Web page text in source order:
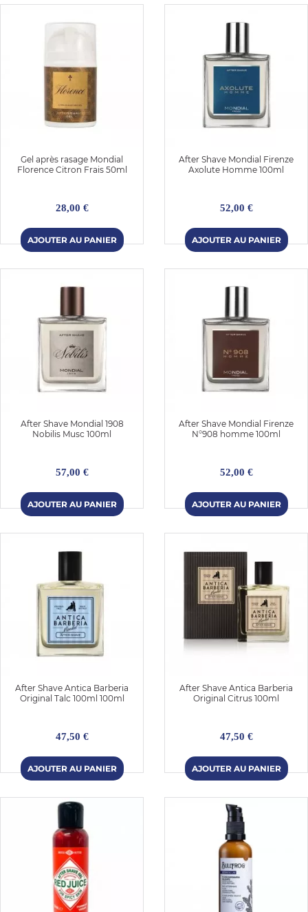
Gel après rasage Mondial
Florence Citron Frais 50ml
28,00 €
After Shave Mondial Firenze
Axolute Homme 100ml
52,00 €
After Shave Mondial 1908
Nobilis Musc 100ml
57,00 €
After Shave Mondial Firenze
N°908 homme 100ml
52,00 €
After Shave Antica Barberia
Original Talc 100ml 100ml
47,50 €
After Shave Antica Barberia
Original Citrus 100ml
47,50 €